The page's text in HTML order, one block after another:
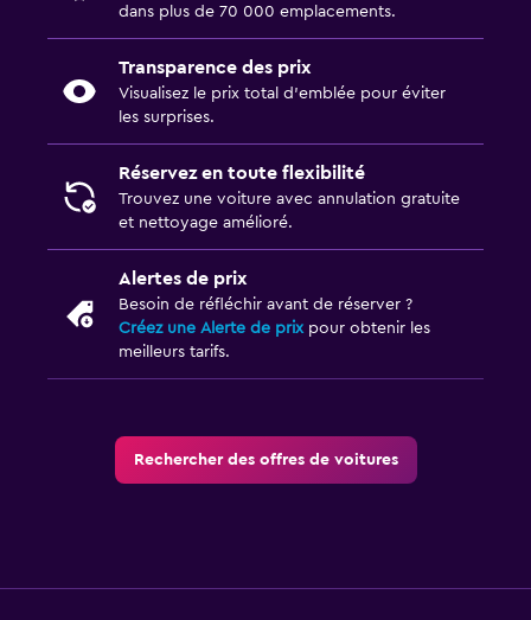
dans plus de 70 000 emplacements.
Transparence des prix
Visualisez le prix total d’emblée pour éviter
les surprises.
Réservez en toute flexibilité
Trouvez une voiture avec annulation gratuite
et nettoyage amélioré.
Alertes de prix
Besoin de réfléchir avant de réserver ?
Créez une Alerte de prixpour obtenir les
meilleurs tarifs.
Rechercher des offres de voitures